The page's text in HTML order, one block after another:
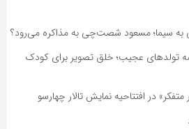
به سیما؛ مسعود شصت‌چی به مذاکره می‌رود؟
تولدهای عجیب؛ خلق تصویر برای کودک
متفکر» در افتتاحیه نمایش تالار چهارسو